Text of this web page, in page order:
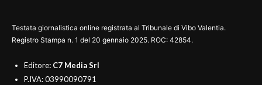
Testata giornalistica online registrata al Tribunale di Vibo Valentia.
Registro Stampa n. 1 del 20 gennaio 2025. ROC: 42854.
Editore: C7 Media Srl
P.IVA: 03990090791